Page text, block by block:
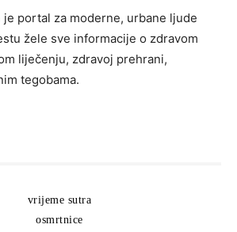
je portal za moderne, urbane ljude
žele sve informacije o zdravom
liječenju, zdravoj prehrani,
tegobama.
vrijeme sutra
osmrtnice